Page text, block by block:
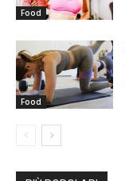
Food
Food